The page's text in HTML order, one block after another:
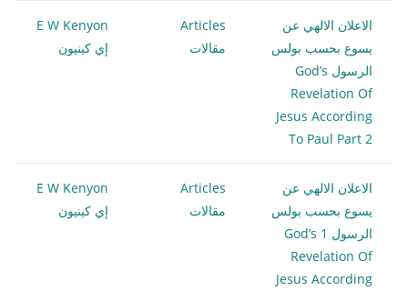
الاعلان الالهي عن
يسوع بحسب بولس
الرسول God’s
Revelation Of
Jesus According
To Paul Part 2
Articles
مقالات
E W Kenyon
إي كينيون
الاعلان الالهي عن
يسوع بحسب بولس
الرسول 1 God’s
Revelation Of
Jesus According
Articles
مقالات
E W Kenyon
إي كينيون